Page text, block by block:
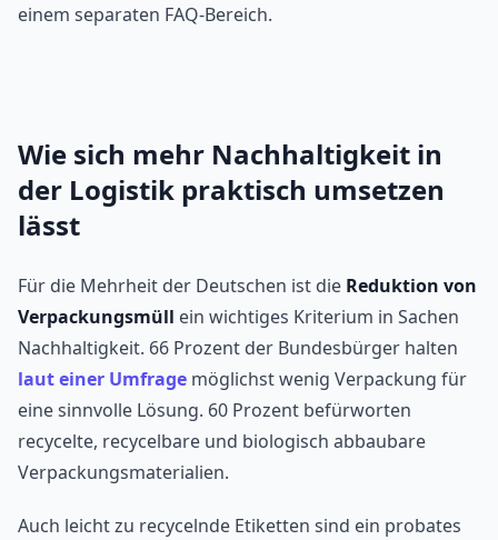
einem separaten FAQ-Bereich.
Wie sich mehr Nachhaltigkeit in
der Logistik praktisch umsetzen
lässt
Für die Mehrheit der Deutschen ist die Reduktion von
Verpackungsmüll ein wichtiges Kriterium in Sachen
Nachhaltigkeit. 66 Prozent der Bundesbürger halten
laut einer Umfrage möglichst wenig Verpackung für
eine sinnvolle Lösung. 60 Prozent befürworten
recycelte, recycelbare und biologisch abbaubare
Verpackungsmaterialien.
Auch leicht zu recycelnde Etiketten sind ein probates